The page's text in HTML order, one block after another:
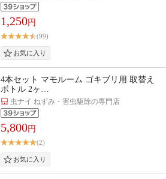
1,250円
(99)
4本セット マモルーム ゴキブリ用 取替え
ボトル 2ヶ…
虫ナイ ねずみ・害虫駆除の専門店
5,800円
(2)